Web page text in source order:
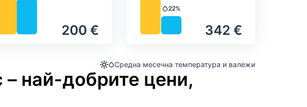
200 € 342 €
Валежи
22%
Средна месечна температура и валежи
– най-добрите цени,